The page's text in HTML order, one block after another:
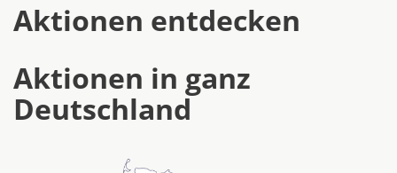
Aktionen entdecken
Aktionen in ganz
Deutschland